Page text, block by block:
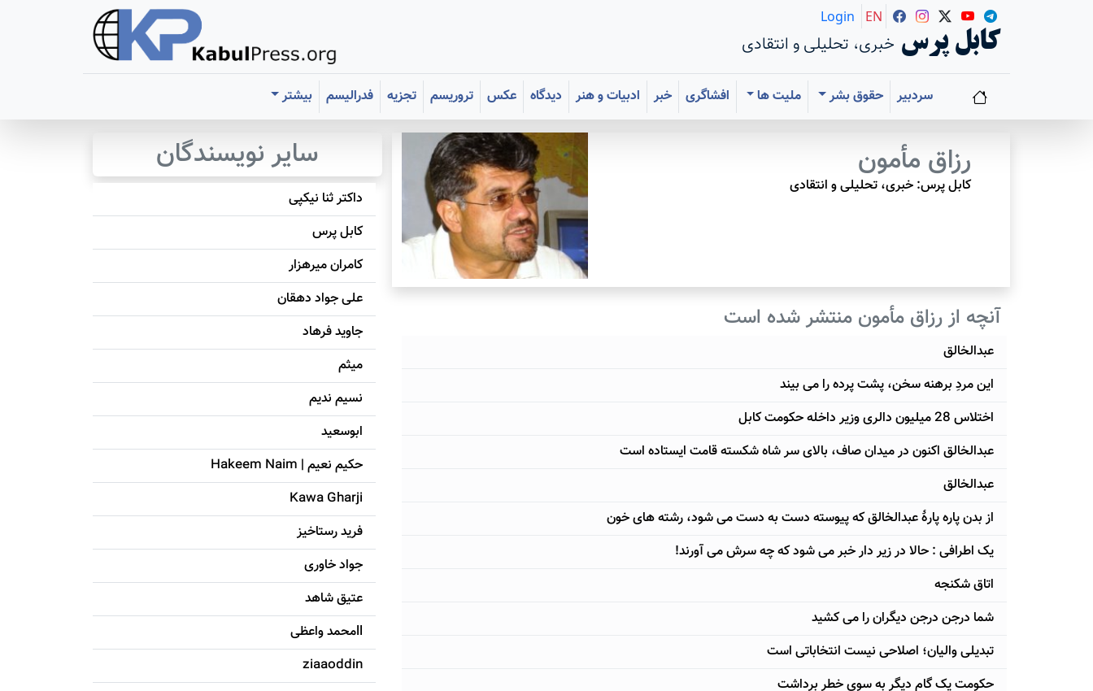
کابل پرس خبری، تحلیلی و انتقادی
Login EN
سردبیر حقوق بشر ملیت ها افشاگری خبر ادبیات و هنر دیدگاه عکس تروریسم تجزیه فدرالیسم بیشتر
رزاق مأمون
کابل پرس: خبری، تحليلی و انتقادی
آنچه از رزاق مأمون منتشر شده است
عبدالخالق
این مردِ برهنه سخن، پشت پرده را می بیند
اختلاس 28 میلیون دالری وزیر داخله حکومت کابل
عبدالخالق اکنون در میدان صاف، بالای سر شاه شکسته قامت ایستاده است
عبدالخالق
از بدن پاره پارۀ عبدالخالق که پیوسته دست به دست می شود، رشته های خون
یک اطرافی : حالا در زیر دار خبر می شود که چه سرش می آورند!
اتاق شکنجه
شما درجن درجن دیگران را می کشید
تبدیلی والیان؛ اصلاحی نیست انتخاباتی است
حکومت یک گام دیگر به سوی خطر برداشت
سایر نویسندگان
داکتر ثنا نیکپی
کابل پرس
کامران میرهزار
علی جواد دهقان
جاويد فرهاد
میثم
نسیم ندیم
ابوسعيد
حکيم نعيم | Hakeem Naim
Kawa Gharji
فرید رستاخیز
جواد خاوری
عتیق شاهد
llمحمد واعظی
ziaaoddin